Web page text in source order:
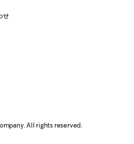
せ
All rights reserved.